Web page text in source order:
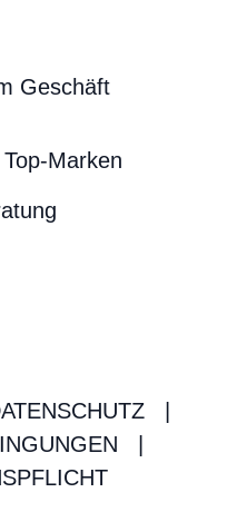
Geschäft
Marken